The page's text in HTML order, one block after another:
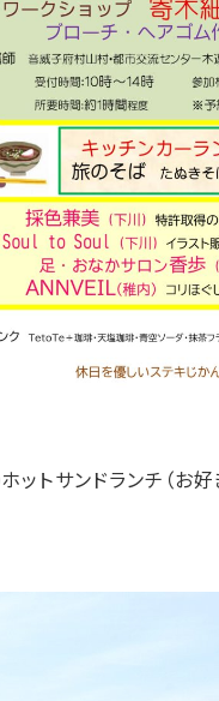
トサンドランチ（お